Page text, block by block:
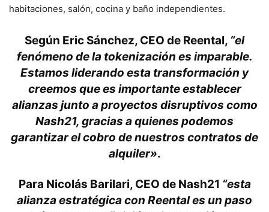
habitaciones, salón, cocina y baño independientes.
Según Eric Sánchez, CEO de Reental, “el
fenómeno de la tokenización es imparable.
Estamos liderando esta transformación y
creemos que es importante establecer
alianzas junto a proyectos disruptivos como
Nash21, gracias a quienes podemos
garantizar el cobro de nuestros contratos de
alquiler».
Para Nicolás Barilari, CEO de Nash21 “esta
alianza estratégica con Reental es un paso